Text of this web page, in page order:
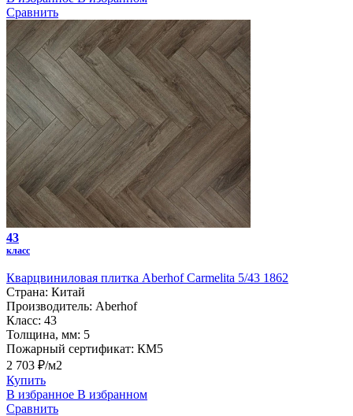
Сравнить
43
класс
Кварцвиниловая плитка Aberhof Carmelita 5/43 1862
Страна: Китай
Производитель: Aberhof
Класс: 43
Толщина, мм: 5
Пожарный сертификат: КМ5
2 703 ₽/м2
Купить
В избранное В избранном
Сравнить